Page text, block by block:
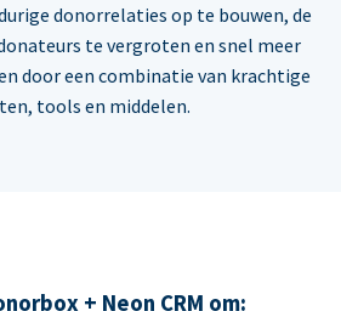
donorrelaties op te bouwen, de
te vergroten en snel meer
door een combinatie van krachtige
tools en middelen.
+ Neon CRM om: